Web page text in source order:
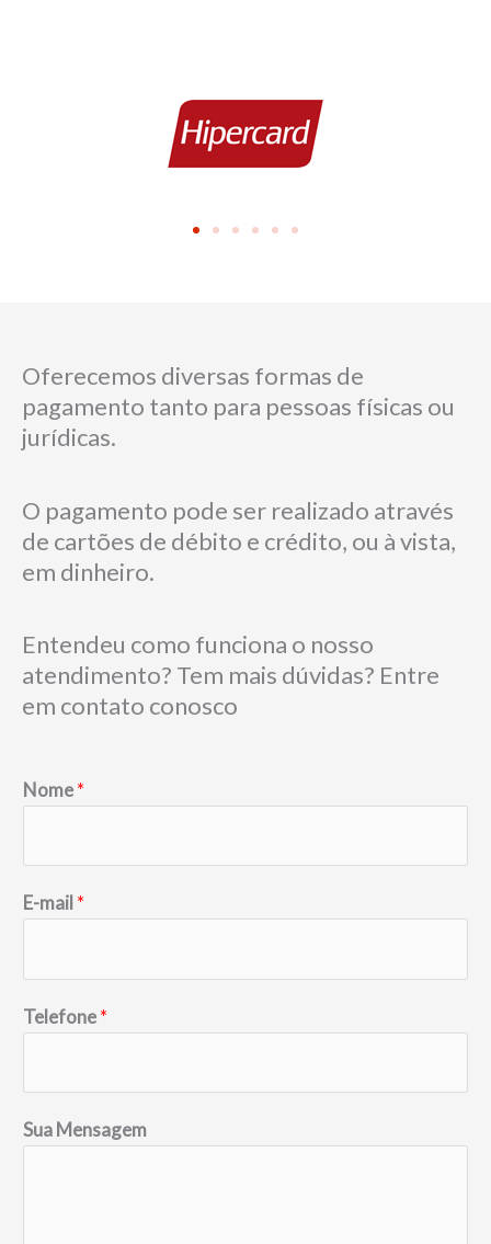
Oferecemos diversas formas de
pagamento tanto para pessoas físicas ou
jurídicas.
O pagamento pode ser realizado através
de cartões de débito e crédito, ou à vista,
em dinheiro.
Entendeu como funciona o nosso
atendimento? Tem mais dúvidas? Entre
em contato conosco
Nome*
E-mail *
Telefone*
Sua Mensagem